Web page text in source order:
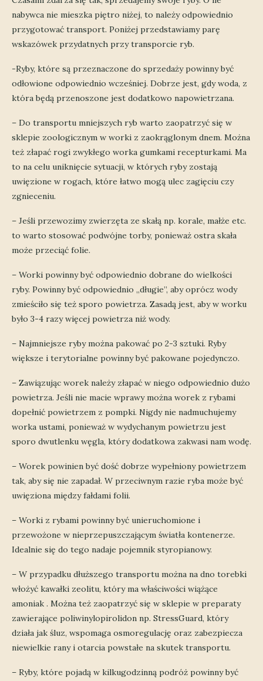
nabywca nie mieszka piętro niżej, to należy odpowiednio
przygotować transport. Poniżej przedstawiamy parę
wskazówek przydatnych przy transporcie ryb.
-Ryby, które są przeznaczone do sprzedaży powinny być
odłowione odpowiednio wcześniej. Dobrze jest, gdy woda, z
która będą przenoszone jest dodatkowo napowietrzana.
– Do transportu mniejszych ryb warto zaopatrzyć się w
sklepie zoologicznym w worki z zaokrąglonym dnem. Można
też złapać rogi zwykłego worka gumkami recepturkami. Ma
to na celu uniknięcie sytuacji, w których ryby zostają
uwięzione w rogach, które łatwo mogą ulec zagięciu czy
zgnieceniu.
– Jeśli przewozimy zwierzęta ze skałą np. korale, małże etc.
to warto stosować podwójne torby, ponieważ ostra skała
może przeciąć folie.
– Worki powinny być odpowiednio dobrane do wielkości
ryby. Powinny być odpowiednio „długie”, aby oprócz wody
zmieściło się też sporo powietrza. Zasadą jest, aby w worku
było 3-4 razy więcej powietrza niż wody.
– Najmniejsze ryby można pakować po 2-3 sztuki. Ryby
większe i terytorialne powinny być pakowane pojedynczo.
– Zawiązując worek należy złapać w niego odpowiednio dużo
powietrza. Jeśli nie macie wprawy można worek z rybami
dopełnić powietrzem z pompki. Nigdy nie nadmuchujemy
worka ustami, ponieważ w wydychanym powietrzu jest
sporo dwutlenku węgla, który dodatkowa zakwasi nam wodę.
– Worek powinien być dość dobrze wypełniony powietrzem
tak, aby się nie zapadał. W przeciwnym razie ryba może być
uwięziona między fałdami folii.
– Worki z rybami powinny być unieruchomione i
przewożone w nieprzepuszczającym światła kontenerze.
Idealnie się do tego nadaje pojemnik styropianowy.
– W przypadku dłuższego transportu można na dno torebki
włożyć kawałki zeolitu, który ma właściwości wiążące
amoniak . Można też zaopatrzyć się w sklepie w preparaty
zawierające poliwinylopirolidon np. StressGuard, który
działa jak śluz, wspomaga osmoregulację oraz zabezpiecza
niewielkie rany i otarcia powstałe na skutek transportu.
– Ryby, które pojadą w kilkugodzinną podróż powinny być